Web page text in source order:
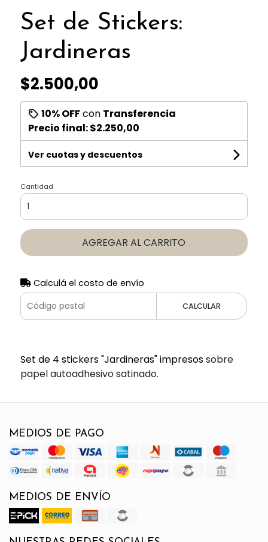
Set de Stickers:
Jardineras
$2.500,00
10% OFFcon Transferencia
Precio final:$2.250,00
Ver cuotas y descuentos
Cantidad
AGREGAR AL CARRITO
Calculá el costo de envío
CALCULAR
Set de 4 stickers "Jardineras" impresossobre
papel autoadhesivo satinado.
MEDIOS DE PAGO
MEDIOS DE ENVÍO